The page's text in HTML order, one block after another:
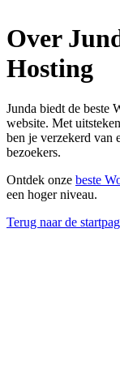
Over
Hosting
Junda biedt de beste
website. Met
ben je verzekerd van
bezoekers.
Ontdek onze beste
een hoger niveau.
Terug naar de